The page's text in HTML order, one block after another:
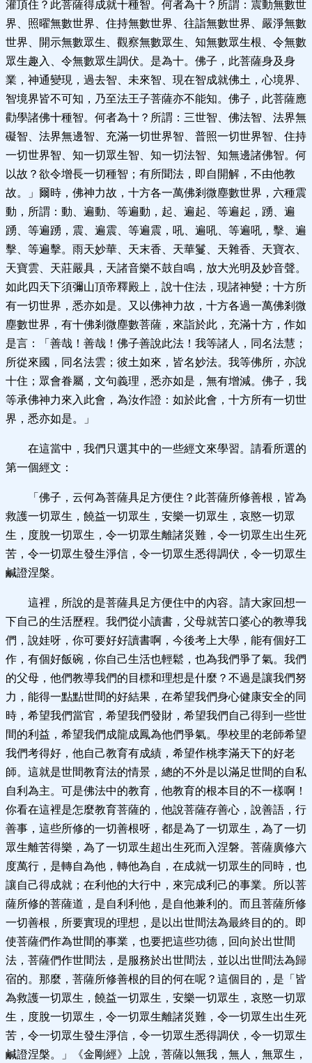
灌頂住？此菩薩得成就十種智。何者為十？所謂：震動無數世
界、照曜無數世界、住持無數世界、往詣無數世界、嚴淨無數
世界、開示無數眾生、觀察無數眾生、知無數眾生根、令無數
眾生趣入、令無數眾生調伏。是為十。佛子，此菩薩身及身
業，神通變現，過去智、未來智、現在智成就佛土，心境界、
智境界皆不可知，乃至法王子菩薩亦不能知。佛子，此菩薩應
勸學諸佛十種智。何者為十？所謂：三世智、佛法智、法界無
礙智、法界無邊智、充滿一切世界智、普照一切世界智、住持
一切世界智、知一切眾生智、知一切法智、知無邊諸佛智。何
以故？欲令增長一切種智；有所聞法，即自開解，不由他教
故。」爾時，佛神力故，十方各一萬佛剎微塵數世界，六種震
動，所謂：動、遍動、等遍動，起、遍起、等遍起，踴、遍
踴、等遍踴，震、遍震、等遍震，吼、遍吼、等遍吼，擊、遍
擊、等遍擊。雨天妙華、天末香、天華鬘、天雜香、天寶衣、
天寶雲、天莊嚴具，天諸音樂不鼓自鳴，放大光明及妙音聲。
如此四天下須彌山頂帝釋殿上，說十住法，現諸神變；十方所
有一切世界，悉亦如是。又以佛神力故，十方各過一萬佛剎微
塵數世界，有十佛剎微塵數菩薩，來詣於此，充滿十方，作如
是言：「善哉！善哉！佛子善說此法！我等諸人，同名法慧；
所從來國，同名法雲；彼土如來，皆名妙法。我等佛所，亦說
十住；眾會眷屬，文句義理，悉亦如是，無有增減。佛子，我
等承佛神力來入此會，為汝作證：如於此會，十方所有一切世
界，悉亦如是。」
在這當中，我們只選其中的一些經文來學習。請看所選的
第一個經文：
「佛子，云何為菩薩具足方便住？此菩薩所修善根，皆為
救護一切眾生，饒益一切眾生，安樂一切眾生，哀愍一切眾
生，度脫一切眾生，令一切眾生離諸災難，令一切眾生出生死
苦，令一切眾生發生淨信，令一切眾生悉得調伏，令一切眾生
鹹證涅槃。
這裡，所說的是菩薩具足方便住中的內容。請大家回想一
下自己的生活歷程。我們從小讀書，父母就苦口婆心的教導我
們，說娃呀，你可要好好讀書啊，今後考上大學，能有個好工
作，有個好飯碗，你自己生活也輕鬆，也為我們爭了氣。我們
的父母，他們教導我們的目標和理想是什麼？不過是讓我們努
力，能得一點點世間的好結果，在希望我們身心健康安全的同
時，希望我們當官，希望我們發財，希望我們自己得到一些世
間的利益，希望我們成龍成鳳為他們爭氣。學校里的老師希望
我們考得好，他自己教育有成績，希望作桃李滿天下的好老
師。這就是世間教育法的情景，總的不外是以滿足世間的自私
自利為主。可是佛法中的教育，他教育的根本目的不一樣啊！
你看在這裡是怎麼教育菩薩的，他說菩薩存善心，說善語，行
善事，這些所修的一切善根呀，都是為了一切眾生，為了一切
眾生離苦得樂，為了一切眾生超出生死而入涅磐。菩薩廣修六
度萬行，是轉自為他，轉他為自，在成就一切眾生的同時，也
讓自己得成就；在利他的大行中，來完成利己的事業。所以菩
薩所修的菩薩道，是自利利他，是自他兼利的。而且菩薩所修
一切善根，所要實現的理想，是以出世間法為最終目的的。即
使菩薩們作為世間的事業，也要把這些功德，回向於出世間
法，菩薩們作世間法，是服務於出世間法，並以出世間法為歸
宿的。那麼，菩薩所修善根的目的何在呢？這個目的，是「皆
為救護一切眾生，饒益一切眾生，安樂一切眾生，哀愍一切眾
生，度脫一切眾生，令一切眾生離諸災難，令一切眾生出生死
苦，令一切眾生發生淨信，令一切眾生悉得調伏，令一切眾生
鹹證涅槃。」《金剛經》上說，菩薩以無我，無人，無眾生，